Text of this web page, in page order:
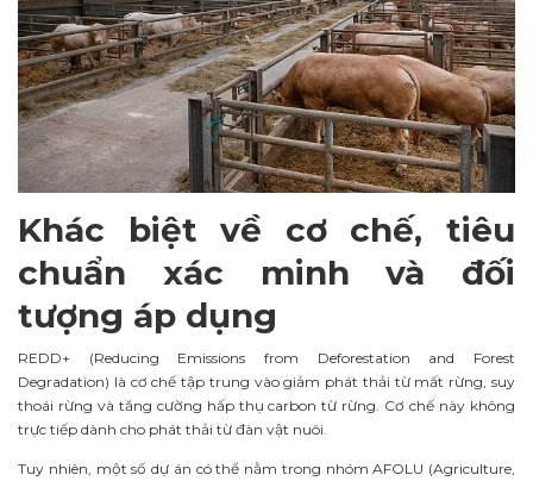
Khác biệt về cơ chế, tiêu
chuẩn xác minh và đối
tượng áp dụng
REDD+ (Reducing Emissions from Deforestation and Forest
Degradation) là cơ chế tập trung vào giảm phát thải từ mất rừng, suy
thoái rừng và tăng cường hấp thụ carbon từ rừng. Cơ chế này không
trực tiếp dành cho phát thải từ đàn vật nuôi.
Tuy nhiên, một số dự án có thể nằm trong nhóm AFOLU (Agriculture,